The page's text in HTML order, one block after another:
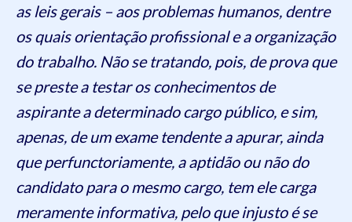
as leis gerais – aos problemas humanos, dentre
os quais orientação profissional e a organização
do trabalho. Não se tratando, pois, de prova que
se preste a testar os conhecimentos de
aspirante a determinado cargo público, e sim,
apenas, de um exame tendente a apurar, ainda
que perfunctoriamente, a aptidão ou não do
candidato para o mesmo cargo, tem ele carga
meramente informativa, pelo que injusto é se